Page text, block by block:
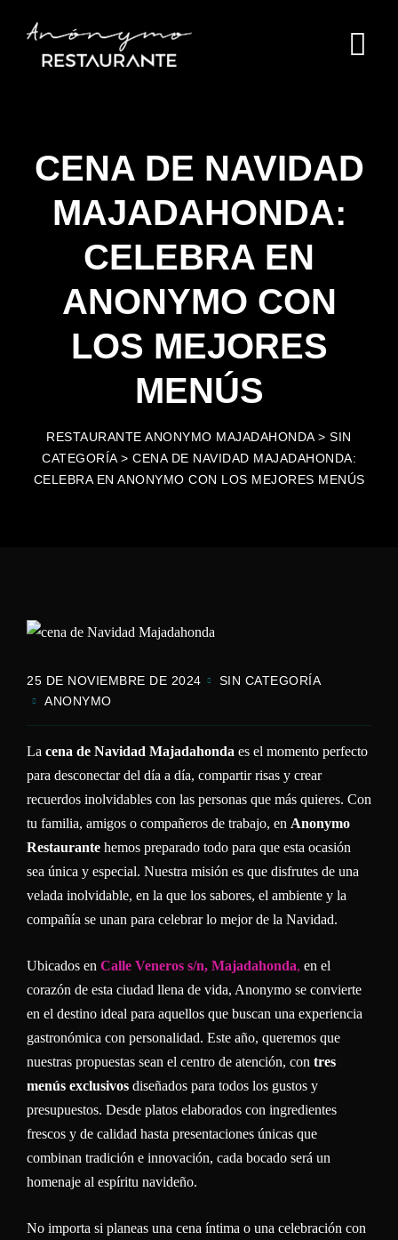
CENA DE NAVIDAD
MAJADAHONDA:
CELEBRA EN
ANONYMO CON
LOS MEJORES
MENÚS
RESTAURANTE ANONYMO MAJADAHONDA>SIN
CATEGORÍA> CENA DE NAVIDAD MAJADAHONDA:
CELEBRA EN ANONYMO CON LOS MEJORES MENÚS
25 DE NOVIEMBRE DE 2024
SIN CATEGORÍA
ANONYMO
La cena de Navidad Majadahonda es el momento perfecto
para desconectar del día a día, compartir risas y crear
recuerdos inolvidables con las personas que más quieres. Con
tu familia, amigos o compañeros de trabajo, en Anonymo
Restaurante hemos preparado todo para que esta ocasión
sea única y especial. Nuestra misión es que disfrutes de una
velada inolvidable, en la que los sabores, el ambiente y la
compañía se unan para celebrar lo mejor de la Navidad.
Ubicados en Calle Veneros s/n, Majadahonda, en el
corazón de esta ciudad llena de vida, Anonymo se convierte
en el destino ideal para aquellos que buscan una experiencia
gastronómica con personalidad. Este año, queremos que
nuestras propuestas sean el centro de atención, con tres
menús exclusivos diseñados para todos los gustos y
presupuestos. Desde platos elaborados con ingredientes
frescos y de calidad hasta presentaciones únicas que
combinan tradición e innovación, cada bocado será un
homenaje al espíritu navideño.
No importa si planeas una cena íntima o una celebración con